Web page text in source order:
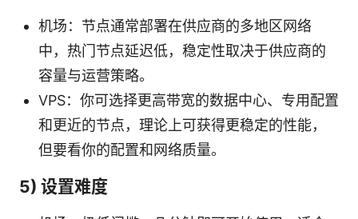
机场：节点通常部署在供应商的多地区网络
中，热门节点延迟低，稳定性取决于供应商的
容量与运营策略。
VPS：你可选择更高带宽的数据中心、专用配置
和更近的节点，理论上可获得更稳定的性能，
但要看你的配置和网络质量。
5) 设置难度